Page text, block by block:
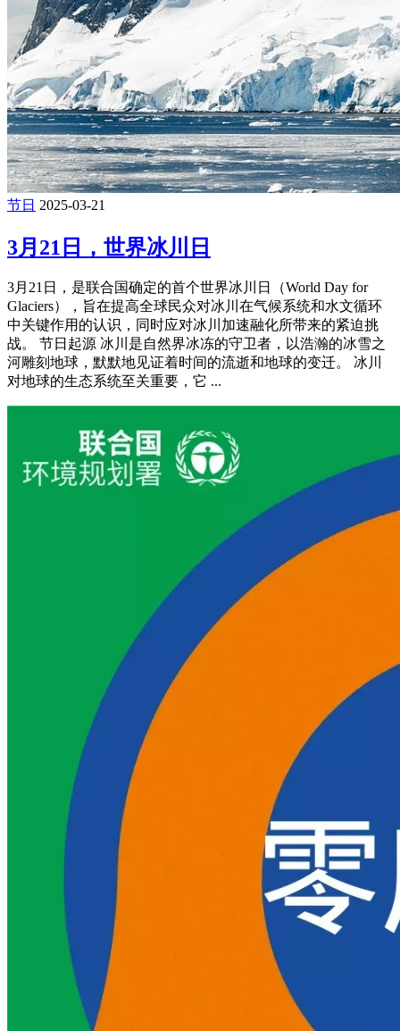
节日 2025-03-21
3月21日，世界冰川日
3月21日，是联合国确定的首个世界冰川日（World Day for
Glaciers），旨在提高全球民众对冰川在气候系统和水文循环
中关键作用的认识，同时应对冰川加速融化所带来的紧迫挑
战‌。 节日起源 冰川是自然界冰冻的守卫者，以浩瀚的冰雪之
河雕刻地球，默默地见证着时间的流逝和地球的变迁。 冰川
对地球的生态系统至关重要，它 ...